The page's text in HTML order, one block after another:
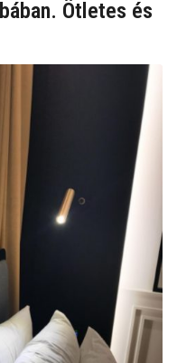
Ötletes és